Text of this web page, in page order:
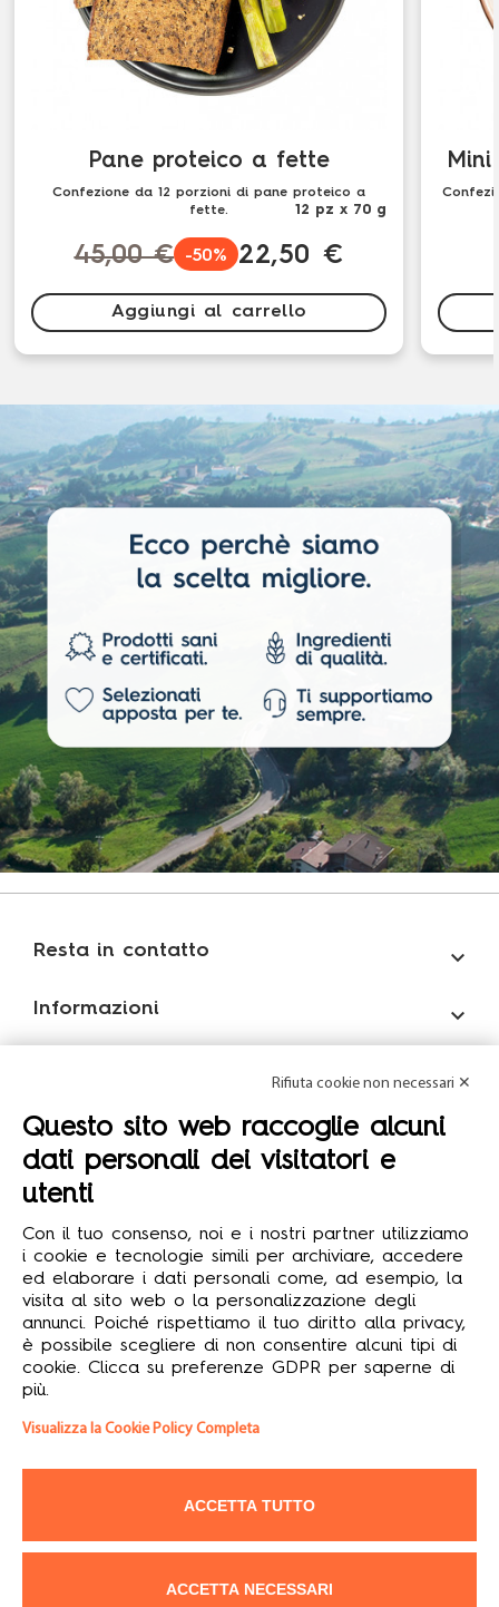
Pane proteico a fette
Confezione da 12 porzioni di pane proteico a
fette.
12 pz x 70 g
45,00 € -50% 22,50 €
Aggiungi al carrello
Mini
Resta in contatto 
Informazioni 

Mondo Formula12 
© 2026 Formula12 S.r.l.
Soggetta dir. coord. Assist Group S.r.l. - Sede legale: via
Conti 7, 42020 San Polo d’Enza (RE) - Capitale sociale i.v.
€ 10.000,00 - Partita IVA, Codice Fiscale e N. Registro
Imprese: 02788950356 - Tutti i diritti riservati.
L’intero contenuto di questo sito web è tutelato da diritti d’autore o
di copyright 2025 riservati esclusivamente a Formula12 S.r.l. Con
modo di presentazione, la forma e le immagini soprattutto dei
diffusione e messa a disposizione del pubblico. Il contenuto del sito
commerciale. Alle violazioni si applicano le sanzioni previste dalla
Rifiuta cookie non necessari ✕
Questo sito web raccoglie alcuni
dati personali dei visitatori e
utenti
Con il tuo consenso, noi e i nostri partner utilizziamo
i cookie e tecnologie simili per archiviare, accedere
ed elaborare i dati personali come, ad esempio, la
visita al sito web o la personalizzazione degli
annunci. Poiché rispettiamo il tuo diritto alla privacy,
è possibile scegliere di non consentire alcuni tipi di
cookie. Clicca su preferenze GDPR per saperne di
più.
Visualizza la Cookie Policy Completa
ACCETTA TUTTO
ACCETTA NECESSARI